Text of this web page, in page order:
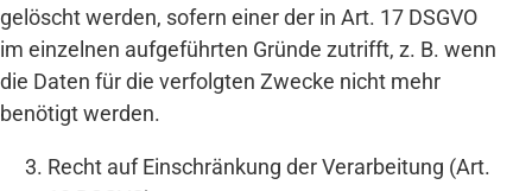
gelöscht werden, sofern einer der in Art. 17 DSGVO
im einzelnen aufgeführten Gründe zutrifft, z. B. wenn
die Daten für die verfolgten Zwecke nicht mehr
benötigt werden.
Recht auf Einschränkung der Verarbeitung (Art.